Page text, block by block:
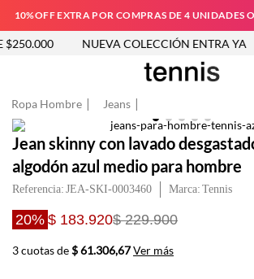
10%OFF EXTRA POR COMPRAS DE 4 UNIDADES
NUEVA COLECCIÓN ENTRA YA
Ropa Hombre Jeans
Jean skinny con lavado
algodón azul medio para hombre
Referencia: JEA-SKI-0003460 Tennis
20% $ 183.920$ 229.900
3 cuotas de$ 61.306,67Ver más